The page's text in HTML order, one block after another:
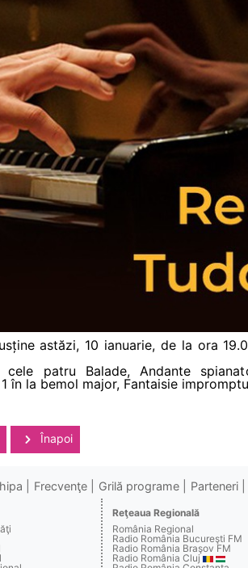
astăzi, 10 ianuarie, de la ora
patru Balade, Andante
în la bemol major, Fantaisie
Înapoi
Frecvenţe Grilă programe Parteneri
Reţeaua Regională
România Regional
Radio România Bucureşti FM
Radio România Braşov FM
Radio România Cluj